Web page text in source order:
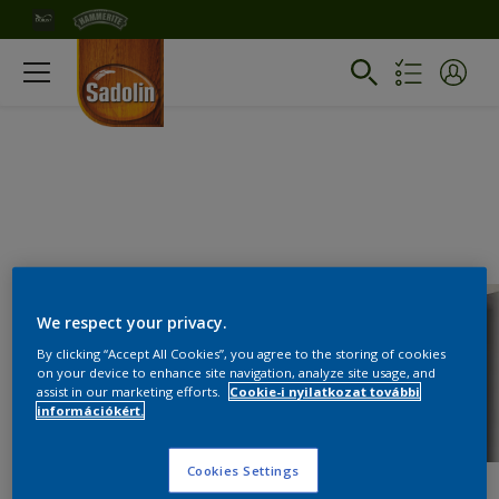
We respect your privacy.
By clicking “Accept All Cookies”, you agree to the storing of cookies
on your device to enhance site navigation, analyze site usage, and
assist in our marketing efforts.
Cookie-i nyilatkozat további
információkért.
Cookies Settings